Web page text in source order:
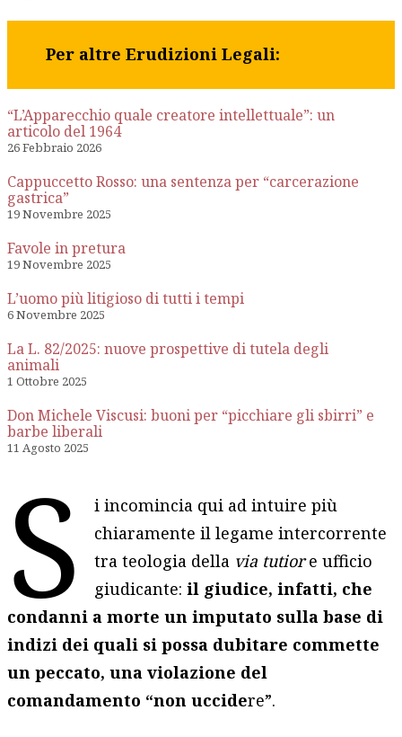
Per altre Erudizioni Legali:
“L’Apparecchio quale creatore intellettuale”: un
articolo del 1964
26 Febbraio 2026
Cappuccetto Rosso: una sentenza per “carcerazione
gastrica”
19 Novembre 2025
Favole in pretura
19 Novembre 2025
L’uomo più litigioso di tutti i tempi
6 Novembre 2025
La L. 82/2025: nuove prospettive di tutela degli
animali
1 Ottobre 2025
Don Michele Viscusi: buoni per “picchiare gli sbirri” e
barbe liberali
11 Agosto 2025
S
i incomincia qui ad intuire più
chiaramente il legame intercorrente
tra teologia della via tutiore ufficio
giudicante:il giudice, infatti, che
condanni a morte un imputato sulla base di
indizi dei quali si possa dubitare commette
un peccato, una violazione del
comandamento “non uccidere”.